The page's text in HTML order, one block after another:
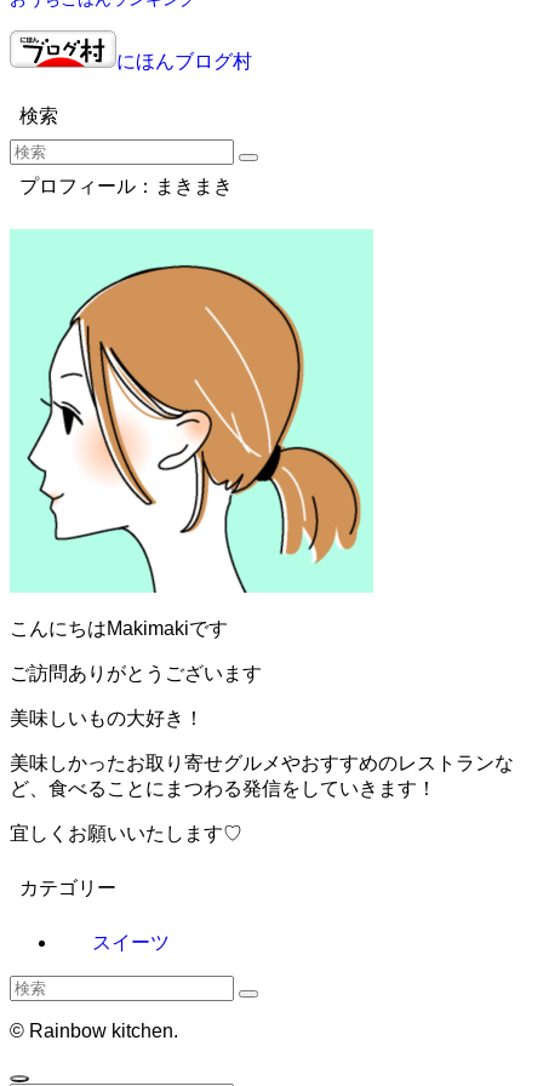
にほんブログ村
検索
プロフィール：まきまき
こんにちはMakimakiです
ご訪問ありがとうございます
美味しいもの大好き！
美味しかったお取り寄せグルメやおすすめのレストランな
ど、食べることにまつわる発信をしていきます！
宜しくお願いいたします♡
カテゴリー
スイーツ
© Rainbow kitchen.